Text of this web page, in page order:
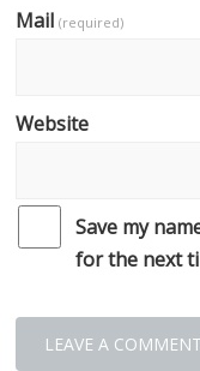
Mail(required)
Website
Save my
for the next